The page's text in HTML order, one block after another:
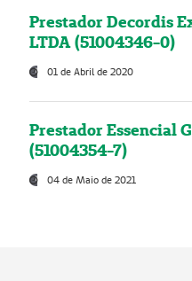
Prestador Decordis
LTDA (51004346-0)
01 de Abril de 2020
Prestador Essencial
(51004354-7)
04 de Maio de 2021